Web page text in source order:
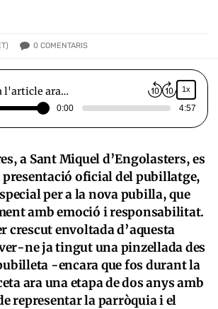
0 COMENTARIS
l'article ara… 1x
0:00 4:57
a Sant Miquel d’Engolasters, es
presentació oficial del pubillatge,
per a la nova pubilla, que
amb emoció i responsabilitat.
crescut envoltada d’aquesta
ne ja tingut una pinzellada des
-encara que fos durant la
ara una etapa de dos anys amb
representar la parròquia i el